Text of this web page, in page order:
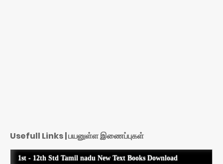
Usefull Links | பயனுள்ள இணைப்புகள்
1st - 12th Std Tamil nadu New Text Books Download